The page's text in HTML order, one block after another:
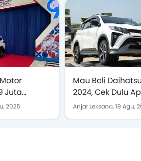
Juta
2025
Mau Beli
2024, Cek Dulu
Terpasang
Anjar Leksana,19 Agu,